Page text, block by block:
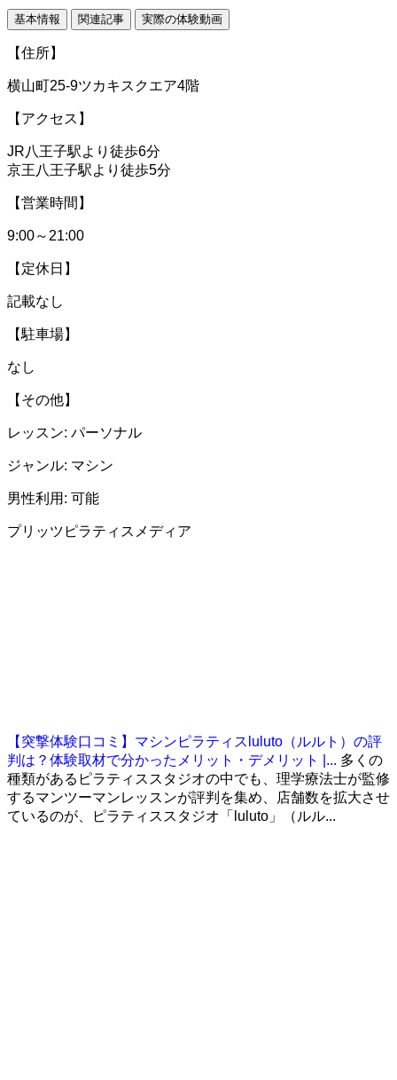
基本情報 関連記事 実際の体験動画
【住所】
横山町25-9ツカキスクエア4階
【アクセス】
JR八王子駅より徒歩6分
京王八王子駅より徒歩5分
【営業時間】
9:00～21:00
【定休日】
記載なし
【駐車場】
なし
【その他】
レッスン: パーソナル
ジャンル: マシン
男性利用: 可能
プリッツピラティスメディア
【突撃体験口コミ】マシンピラティスluluto（ルルト）の評
判は？体験取材で分かったメリット・デメリット |... 多くの
種類があるピラティススタジオの中でも、理学療法士が監修
するマンツーマンレッスンが評判を集め、店舗数を拡大させ
ているのが、ピラティススタジオ「luluto」（ルル...